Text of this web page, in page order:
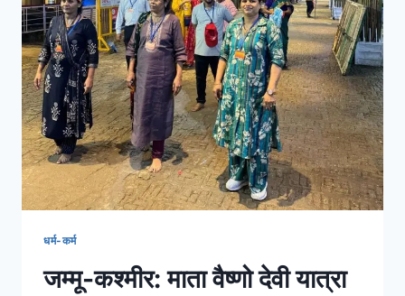
धर्म-कर्म
जम्मू-कश्मीर: माता वैष्णो देवी यात्रा